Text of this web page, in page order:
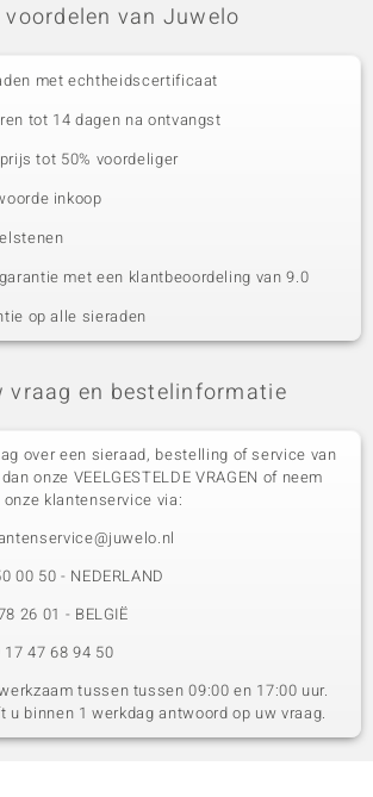
voordelen van Juwelo
met echtheidscertificaat
tot 14 dagen na ontvangst
tot 50% voordeliger
inkoop
met een klantbeoordeling van 9.0
op alle sieraden
vraag en bestelinformatie
over een sieraad, bestelling of service van
onze VEELGESTELDE VRAGEN of neem
klantenservice via:
00 50 - NEDERLAND
26 01 - BELGIË
47 68 94 50
tussen tussen 09:00 en 17:00 uur.
u binnen 1 werkdag antwoord op uw vraag.